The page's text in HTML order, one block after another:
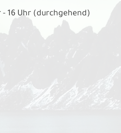
- 16 Uhr (durchgehend)